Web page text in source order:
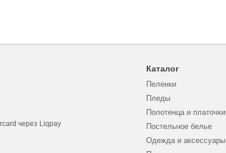
Каталог
Пеленки
Пледы
Полотенца и платочки
Постельное белье
Одежда и аксессуары